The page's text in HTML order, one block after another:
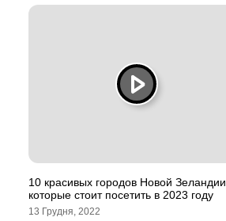
10 красивых городов Новой Зеландии,
которые стоит посетить в 2023 году
13 Грудня, 2022